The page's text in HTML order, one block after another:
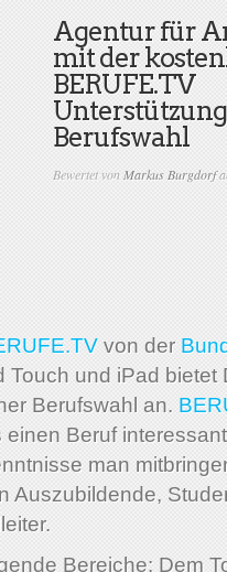
Agentur für
mit der
BERUFE.TV
Berufswahl
Bewertet von Markus Burgdorf
von der
Touch und iPad bietet
Berufswahl an.
Beruf
man
Auszubildende,
Bereiche: Dem